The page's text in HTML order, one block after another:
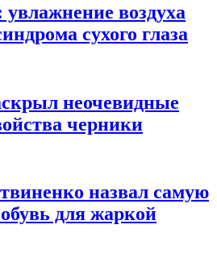
воздуха
сухого глаза
неочевидные
черники
назвал самую
для жаркой